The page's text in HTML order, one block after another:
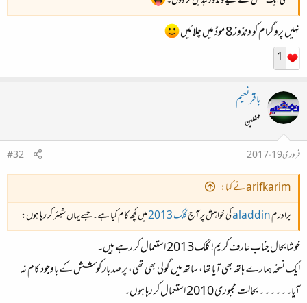
نہیں پروگرام کو ونڈوز 8 موڈ میں چلائیں
1
باقرنعیم
محفلین
فروری 19، 2017
#32
arifkarim نے کہا:
برادرمaladdinکی خواہش پر آجکلک 2013 میں کچھ کام کیا ہے۔ جسےیہاں شیئر کر رہا ہوں:
خوشا بحال جناب عارف کریم! کلک 2013 استعمال کر رہے ہیں۔
ایک نسخہ ہمارے ہاتھ بھی آیا تھا، ساتھ میں گولی بھی تھی، پر صد بار کوشش کے باوجود کام نہ
آیا۔۔۔۔۔۔ بحالت مجبوری 2010 استعمال کر رہا ہوں۔